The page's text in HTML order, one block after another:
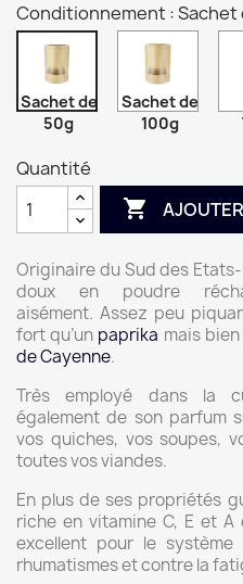
Conditionnement : Sachet
Sachet de
50g
Sachet de
100g
Quantité

Originaire du Sud des
doux en poudre
aisément. Assez peu
fort qu’un paprika mais
de Cayenne.
Très employé dans la
également de son parfum
vos quiches, vos soupes,
toutes vos viandes.
En plus de ses propriétés
riche en vitamine C, E et
excellent pour le
rhumatismes et contre la